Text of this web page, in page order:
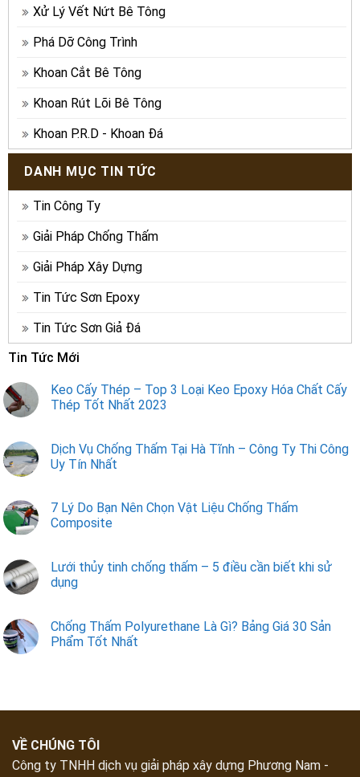
Xử Lý Vết Nứt Bê Tông
Phá Dỡ Công Trình
Khoan Cắt Bê Tông
Khoan Rút Lõi Bê Tông
Khoan P.R.D - Khoan Đá
DANH MỤC TIN TỨC
Tin Công Ty
Giải Pháp Chống Thấm
Giải Pháp Xây Dựng
Tin Tức Sơn Epoxy
Tin Tức Sơn Giả Đá
Tin Tức Mới
Keo Cấy Thép – Top 3 Loại Keo Epoxy Hóa Chất Cấy
Thép Tốt Nhất 2023
Dịch Vụ Chống Thấm Tại Hà Tĩnh – Công Ty Thi Công
Uy Tín Nhất
7 Lý Do Bạn Nên Chọn Vật Liệu Chống Thấm
Composite
Lưới thủy tinh chống thấm – 5 điều cần biết khi sử
dụng
Chống Thấm Polyurethane Là Gì? Bảng Giá 30 Sản
Phẩm Tốt Nhất
VỀ CHÚNG TÔI
Công ty TNHH dịch vụ giải pháp xây dựng Phương Nam -